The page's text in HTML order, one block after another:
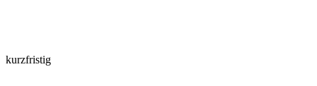
kurzfristig